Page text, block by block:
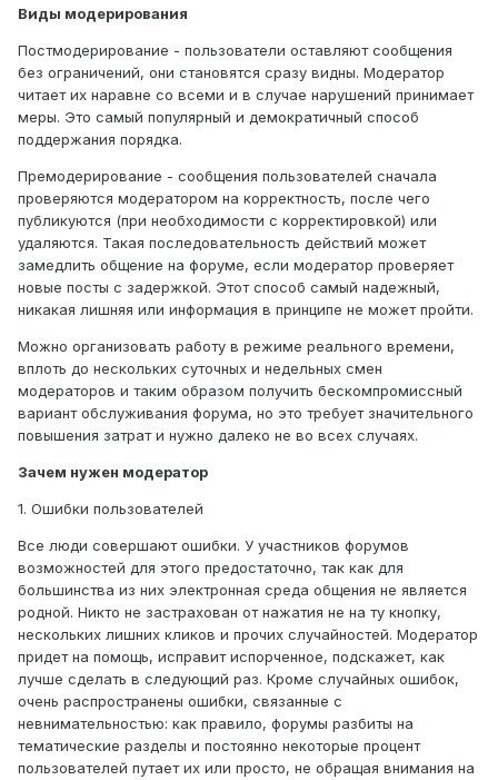
Виды модерирования
Постмодерирование - пользователи оставляют сообщения
без ограничений, они становятся сразу видны. Модератор
читает их наравне со всеми и в случае нарушений принимает
меры. Это самый популярный и демократичный способ
поддержания порядка.
Премодерирование - сообщения пользователей сначала
проверяются модератором на корректность, после чего
публикуются (при необходимости с корректировкой) или
удаляются. Такая последовательность действий может
замедлить общение на форуме, если модератор проверяет
новые посты с задержкой. Этот способ самый надежный,
никакая лишняя или информация в принципе не может пройти.
Можно организовать работу в режиме реального времени,
вплоть до нескольких суточных и недельных смен
модераторов и таким образом получить бескомпромиссный
вариант обслуживания форума, но это требует значительного
повышения затрат и нужно далеко не во всех случаях.
Зачем нужен модератор
1. Ошибки пользователей
Все люди совершают ошибки. У участников форумов
возможностей для этого предостаточно, так как для
большинства из них электронная среда общения не является
родной. Никто не застрахован от нажатия не на ту кнопку,
нескольких лишних кликов и прочих случайностей. Модератор
придет на помощь, исправит испорченное, подскажет, как
лучше сделать в следующий раз. Кроме случайных ошибок,
очень распространены ошибки, связанные с
невнимательностью: как правило, форумы разбиты на
тематические разделы и постоянно некоторые процент
пользователей путает их или просто, не обращая внимания на